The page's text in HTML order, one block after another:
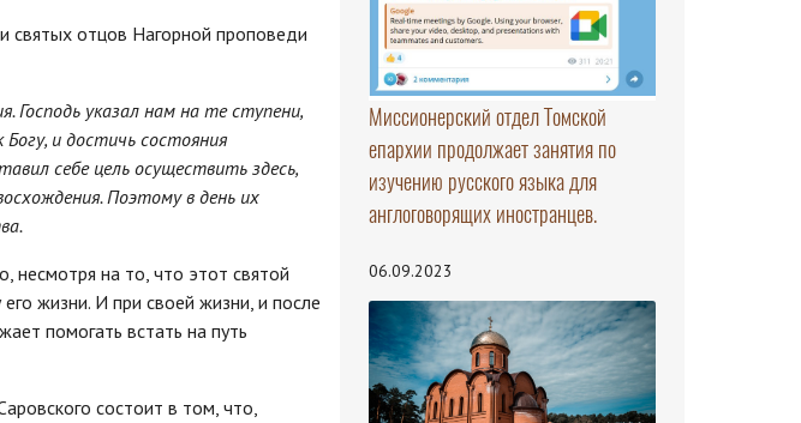
святых отцов Нагорной проповеди
Господь указал нам на те ступени,
и достичь состояния
себе цель осуществить здесь,
Поэтому в день их
несмотря на то, что этот святой
жизни. И при своей жизни, и после
помогать встать на путь
состоит в том, что,
Миссионерский отдел Томской
епархии продолжает занятия по
изучению русского языка для
англоговорящих иностранцев.
06.09.2023